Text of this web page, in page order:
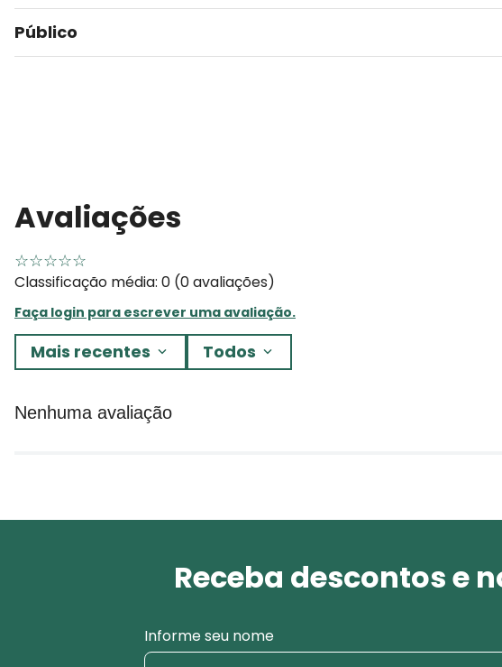
Público
Avaliações
☆☆☆☆☆
Classificação média: 0 (0 avaliações)
Faça login para escrever uma avaliação.
Mais recentes Todos
Nenhuma avaliação
Receba descontos e
Informe seu nome